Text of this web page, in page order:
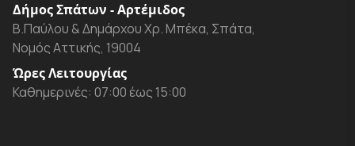
Δήμος Σπάτων - Αρτέμιδος
Β.Παύλου & Δημάρχου Χρ. Μπέκα, Σπάτα,
Νομός Αττικής, 19004
Ώρες Λειτουργίας
Καθημερινές: 07:00 έως 15:00